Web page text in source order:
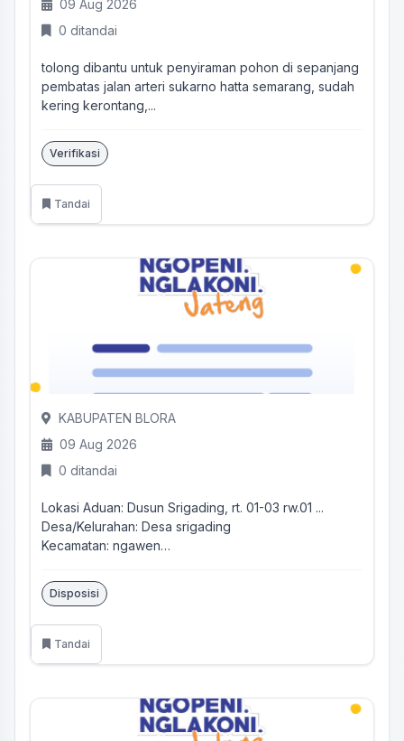
09 Aug 2026
0 ditandai
tolong dibantu untuk penyiraman pohon di sepanjang
pembatas jalan arteri sukarno hatta semarang, sudah
kering kerontang,...
Verifikasi
Tandai
KABUPATEN BLORA
09 Aug 2026
0 ditandai
Lokasi Aduan: Dusun Srigading, rt. 01-03 rw.01 ...
Desa/Kelurahan: Desa srigading
Kecamatan: ngawen
Disposisi
Tandai